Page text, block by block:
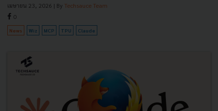
เมษายน 23, 2026 | By Techsauce Team
0
News Wiz MCP TPU Claude